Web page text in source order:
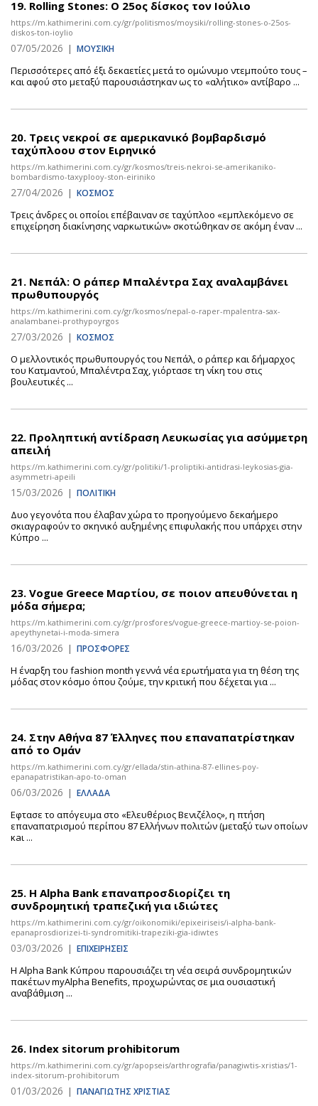
19. Rolling Stones: Ο 25ος δίσκος τον Ιούλιο
https://m.kathimerini.com.cy/gr/politismos/moysiki/rolling-stones-o-25os-
diskos-ton-ioylio
07/05/2026 | ΜΟΥΣΙΚΗ
Περισσότερες από έξι δεκαετίες μετά το ομώνυμο ντεμπούτο τους –
και αφού στο μεταξύ παρουσιάστηκαν ως το «αλήτικο» αντίβαρο ...
20. Τρεις νεκροί σε αμερικανικό βομβαρδισμό
ταχύπλοου στον Ειρηνικό
https://m.kathimerini.com.cy/gr/kosmos/treis-nekroi-se-amerikaniko-
bombardismo-taxyplooy-ston-eiriniko
27/04/2026 | ΚΟΣΜΟΣ
Τρεις άνδρες οι οποίοι επέβαιναν σε ταχύπλοο «εμπλεκόμενο σε
επιχείρηση διακίνησης ναρκωτικών» σκοτώθηκαν σε ακόμη έναν ...
21. Νεπάλ: O ράπερ Μπαλέντρα Σαχ αναλαμβάνει
πρωθυπουργός
https://m.kathimerini.com.cy/gr/kosmos/nepal-o-raper-mpalentra-sax-
analambanei-prothypoyrgos
27/03/2026 | ΚΟΣΜΟΣ
Ο μελλοντικός πρωθυπουργός του Νεπάλ, ο ράπερ και δήμαρχος
του Κατμαντού, Μπαλέντρα Σαχ, γιόρτασε τη νίκη του στις
βουλευτικές ...
22. Προληπτική αντίδραση Λευκωσίας για ασύμμετρη
απειλή
https://m.kathimerini.com.cy/gr/politiki/1-proliptiki-antidrasi-leykosias-gia-
asymmetri-apeili
15/03/2026 | ΠΟΛΙΤΙΚΗ
Δυο γεγονότα που έλαβαν χώρα το προηγούμενο δεκαήμερο
σκιαγραφούν το σκηνικό αυξημένης επιφυλακής που υπάρχει στην
Κύπρο ...
23. Vogue Greece Μαρτίου, σε ποιον απευθύνεται η
μόδα σήμερα;
https://m.kathimerini.com.cy/gr/prosfores/vogue-greece-martioy-se-poion-
apeythynetai-i-moda-simera
16/03/2026 | ΠΡΟΣΦΟΡΕΣ
Η έναρξη του fashion month γεννά νέα ερωτήματα για τη θέση της
μόδας στον κόσμο όπου ζούμε, την κριτική που δέχεται για ...
24. Στην Αθήνα 87 Έλληνες που επαναπατρίστηκαν
από το Ομάν
https://m.kathimerini.com.cy/gr/ellada/stin-athina-87-ellines-poy-
epanapatristikan-apo-to-oman
06/03/2026 | ΕΛΛΑΔΑ
Εφτασε το απόγευμα στο «Ελευθέριος Βενιζέλος», η πτήση
επαναπατρισμού περίπου 87 Ελλήνων πολιτών (μεταξύ των οποίων
κaι ...
25. Η Alpha Bank επαναπροσδιορίζει τη
συνδρομητική τραπεζική για ιδιώτες
https://m.kathimerini.com.cy/gr/oikonomiki/epixeiriseis/i-alpha-bank-
epanaprosdiorizei-ti-syndromitiki-trapeziki-gia-idiwtes
03/03/2026 | ΕΠΙΧΕΙΡΗΣΕΙΣ
Η Alpha Bank Κύπρου παρουσιάζει τη νέα σειρά συνδρομητικών
πακέτων myAlpha Benefits, προχωρώντας σε μια ουσιαστική
αναβάθμιση ...
26. Index sitorum prohibitorum
https://m.kathimerini.com.cy/gr/apopseis/arthrografia/panagiwtis-xristias/1-
index-sitorum-prohibitorum
01/03/2026 | ΠΑΝΑΓΙΩΤΗΣ ΧΡΙΣΤΙΑΣ